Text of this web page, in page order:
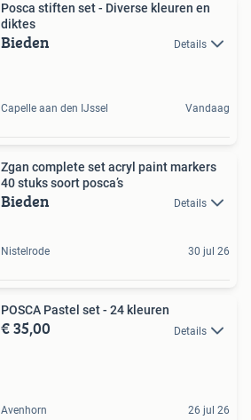
Posca stiften set - Diverse kleuren en
diktes
Bieden Details
Capelle aan den IJssel Vandaag
Zgan complete set acryl paint markers
40 stuks soort posca’s
Bieden Details
Nistelrode 30 jul 26
POSCA Pastel set - 24 kleuren
€ 35,00 Details
Avenhorn 26 jul 26